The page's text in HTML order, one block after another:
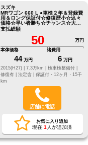
スズキ
MRワゴン 660 L ●車検２年＆登録費
用＆ロング保証付☆修復歴小☆込々
価格☆早い者勝ち☆チャンス☆大チ
ャンス☆
支払総額
50
万円
本体価格
44 万円
諸費用
6 万円
2015(H27) |
7.3万km |
検車検整備付 |
修復有 | 法定含 | 保証付・12ヶ月・15千
km
店舗に電話
お気に入り追加
現在 1 人が追加済